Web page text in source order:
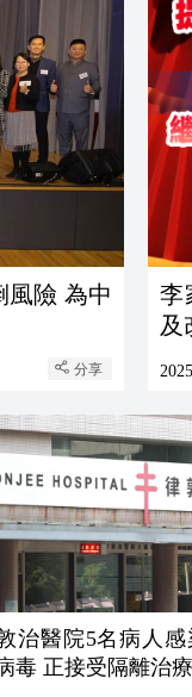
風險 為中
分享
李
及
治醫院5名病人
毒 正接受隔離治療